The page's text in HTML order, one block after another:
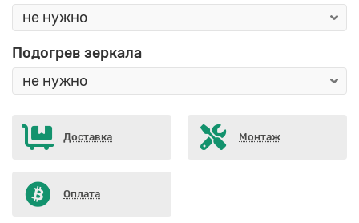
Подогрев зеркала
Доставка Монтаж
Оплата